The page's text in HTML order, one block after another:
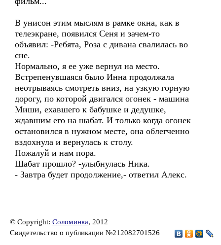
В унисон этим мыслям в рамке окна, как в
телеэкране, появился Сеня и зачем-то
объявил: -Ребята, Роза с дивана свалилась во
сне.
Нормально, я ее уже вернул на место.
Встрепенувшаяся было Инна продолжала
неотрываясь смотреть вниз, на узкую горную
дорогу, по которой двигался огонек - машина
Миши, ехавшего к бабушке и дедушке,
ждавшим его на шабат. И только когда огонек
остановился в нужном месте, она облегченно
вздохнула и вернулась к столу.
Пожалуй и нам пора.
Шабат прошло? -улыбнулась Ника.
- Завтра будет продолжение,- ответил Алекс.
© Copyright: Соломинка, 2012
Свидетельство о публикации №212082701526